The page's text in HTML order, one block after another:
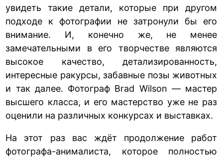
увидеть такие детали, которые при другом
подходе к фотографии не затронули бы его
внимание. И, конечно же, не менее
замечательными в его творчестве являются
высокое качество, детализированность,
интересные ракурсы, забавные позы животных
и так далее. Фотограф Brad Wilson — мастер
высшего класса, и его мастерство уже не раз
оценили на различных конкурсах и выставках.
На этот раз вас ждёт продолжение работ
фотографа-анималиста, которое полностью